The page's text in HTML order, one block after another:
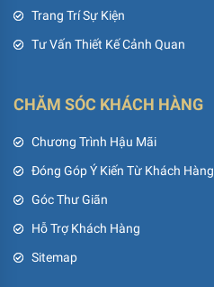
Trang Trí Sự Kiện
Tư Vấn Thiết Kế Cảnh Quan
CHĂM SÓC KHÁCH HÀNG
Chương Trình Hậu Mãi
Đóng Góp Ý Kiến Từ Khách Hàng
Góc Thư Giãn
Hỗ Trợ Khách Hàng
Sitemap